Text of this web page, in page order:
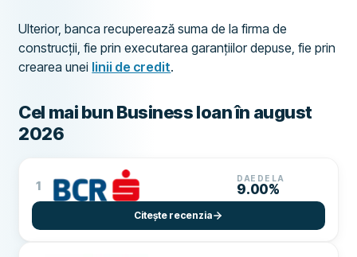
Ulterior, banca recuperează suma de la firma de
construcții, fie prin executarea garanțiilor depuse, fie prin
crearea unei linii de credit.
Cel mai bun Business loan în august
2026
1 DAE DE LA
9.00%
Citește recenzia